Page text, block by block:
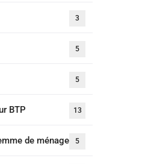
3
5
5
BTP 13
de ménage 5